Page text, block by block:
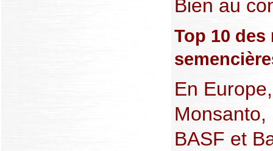
Bien au
Top 10
En
Monsanto,
BASF et